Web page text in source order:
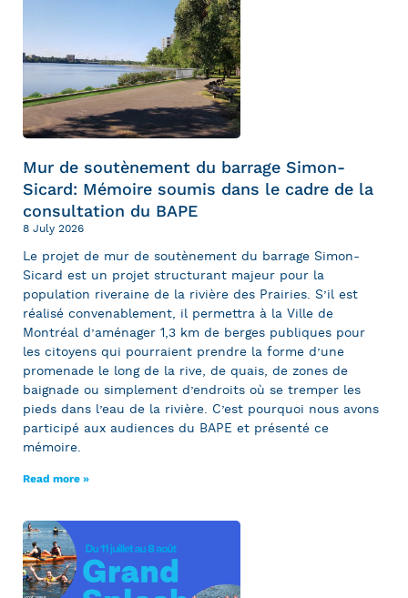
Mur de soutènement du barrage Simon-
Sicard: Mémoire soumis dans le cadre de la
consultation du BAPE
8 July 2026
Le projet de mur de soutènement du barrage Simon-
Sicard est un projet structurant majeur pour la
population riveraine de la rivière des Prairies. S’il est
réalisé convenablement, il permettra à la Ville de
Montréal d’aménager 1,3 km de berges publiques pour
les citoyens qui pourraient prendre la forme d’une
promenade le long de la rive, de quais, de zones de
baignade ou simplement d’endroits où se tremper les
pieds dans l’eau de la rivière. C’est pourquoi nous avons
participé aux audiences du BAPE et présenté ce
mémoire.
Read more »